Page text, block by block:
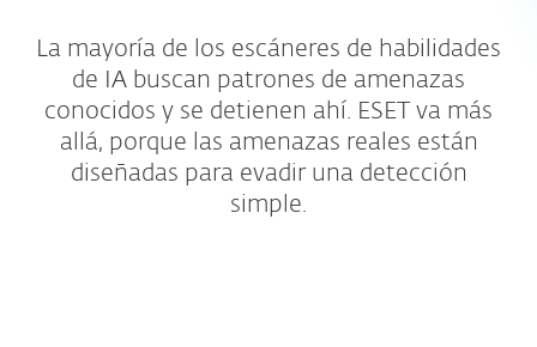
La mayoría de los escáneres de habilidades
de IA buscan patrones de amenazas
conocidos y se detienen ahí. ESET va más
allá, porque las amenazas reales están
diseñadas para evadir una detección
simple.